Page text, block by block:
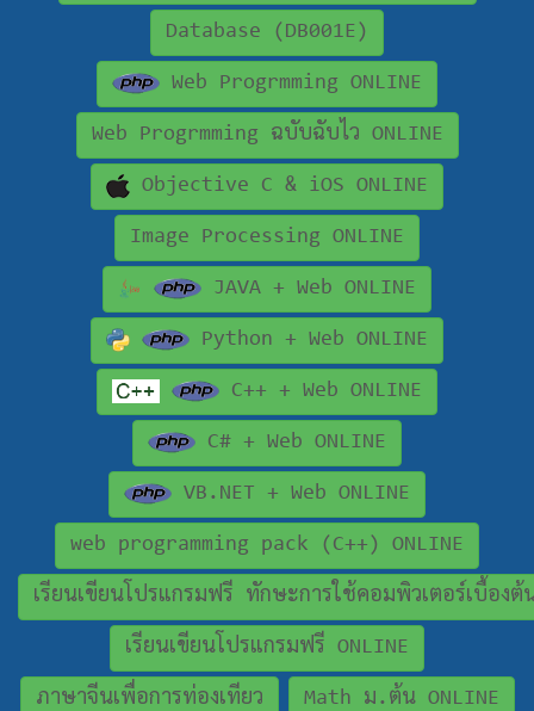
Database (DB001E)
Web Progrmming ONLINE
Web Progrmming ฉบับฉับไว ONLINE
Objective C & iOS ONLINE
Image Processing ONLINE
JAVA + Web ONLINE
Python + Web ONLINE
C++ + Web ONLINE
C# + Web ONLINE
VB.NET + Web ONLINE
web programming pack (C++) ONLINE
เรียนเขียนโปรแกรมฟรี ทักษะการใช้คอมพิวเตอร์เบื้องต้
เรียนเขียนโปรแกรมฟรี ONLINE
ภาษาจีนเพื่อการท่องเทียว Math ม.ต้น ONLINE